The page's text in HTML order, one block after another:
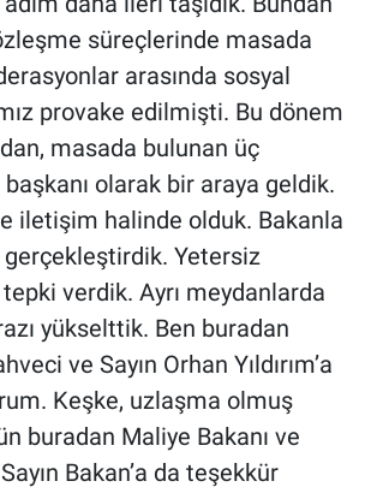
süreçlerinde masada
arasında sosyal
provake edilmişti. Bu dönem
masada bulunan üç
olarak bir araya geldik.
iletişim halinde olduk. Bakanla
Yetersiz
verdik. Ayrı meydanlarda
yükselttik. Ben buradan
ve Sayın Orhan Yıldırım’a
Keşke, uzlaşma olmuş
buradan Maliye Bakanı ve
Bakan’a da teşekkür